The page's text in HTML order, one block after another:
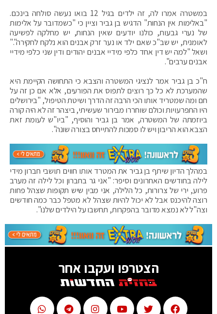
במשטרה אמרו לה, זה ילדים בגיל 12 בואו נעשה סולחה בינכם.
"באלימות אין הנחות" הדגיש בן גביר וציין כי "כשמדובר על אלימות
של נערי גבעות, כולנו יודעים שאין הנחות, יש מחלקה לפשיעה
לאומנית, יש שב"כ שאם ילד או נער זרק אבנים הוא נלקח לחקירה"."
ושאל "למה יש דין אחד כלפי מידיי אבנים יהודים ודין שני כלפי מידיי
אבנים ערבים".
ח"כ בן גביר אמר לנציגי המשטרה והצבא כי התחושה הקיימת היא
שהמערכת לא כל כך רוצים לתפוס את הפורעים, אלא אם כן זה על
חם ומה שמטריד אותו הכי הרבה זה הדרך ושיטת הטיפול, "בירושלים
היו התפרעויות וכולם שוחררו מבירור שעשיתי, ביצהר זה לא היה קורה
ביוזמתה של המשטרה, אמר בן גביר והוסיף, "ביו"ש לעומת זאת
הצבא הוא הריבון ויש לו סמכות להתייחס בצורה שונה".
במהלך הדיון שיתף בן גביר את המטרד אותו חווים תושבי חברון מידי
לילה בחודשים האחרונים וסיפר: "אני גר בחברון וכל לילה זה מערב
פרוע, ירי של צרורות, כל הלילה, אני מבין שיש תקופות שצהל פחות
רוצה להיכנס אבל לא יכול להיות שצהל לא מטפל כבר כמה חודשים
וצה"ל לא נמצא מדובר בהפקרות, תחשבו על הילדים שלנו".
הצטרפו ועקבו אחר